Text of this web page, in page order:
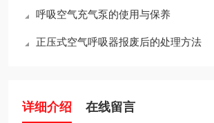
呼吸空气充气泵的使用与保养
正压式空气呼吸器报废后的处理方法
详细介绍 在线留言